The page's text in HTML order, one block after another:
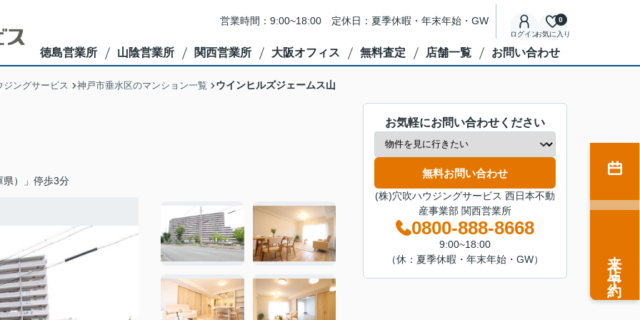
営業時間：9:00~18:00 定休日：夏季休暇・年末年始・GW
ログインお気に入り
0
徳島営業所 山陰営業所 関西営業所 大阪オフィス 無料査定 店舗一覧 お問い合わせ
ングサービス 神戸市垂水区のマンション一覧 ウインヒルズジェームス山
県）」停歩3分
お気軽にお問い合わせください
無料お問い合わせ
(株)穴吹ハウジングサービス 西日本不動
産事業部 関西営業所
0800-888-8668
9:00~18:00
（休：夏季休暇・年末年始・GW）
来店予約